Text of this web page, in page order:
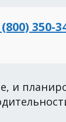
350-
и